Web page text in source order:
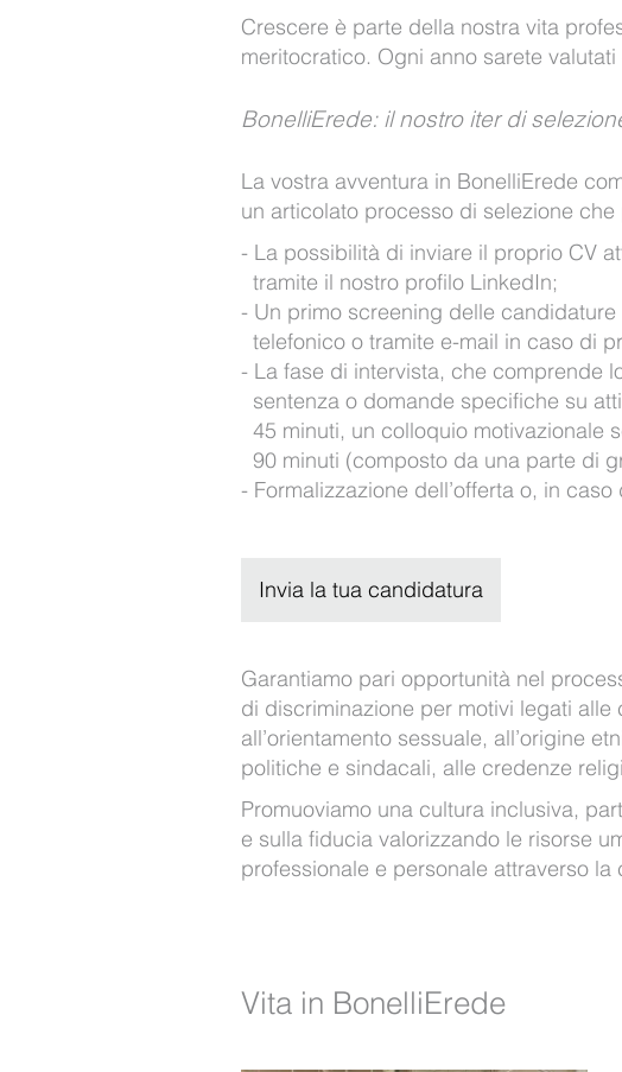
Crescere è parte della nostra vita
meritocratico. Ogni anno sarete
BonelliErede: il nostro iter di
La vostra avventura in BonelliErede
un articolato processo di selezione che
La possibilità di inviare il proprio CV
tramite il nostro profilo LinkedIn;
Un primo screening delle
telefonico o tramite e-mail in caso di
La fase di intervista, che comprende
sentenza o domande specifiche su
45 minuti, un colloquio motivazionale
90 minuti (composto da una parte di
Formalizzazione dell’offerta o, in
Invia la tua candidatura
Garantiamo pari opportunità nel
di discriminazione per motivi legati
all’orientamento sessuale, all’origine
politiche e sindacali, alle credenze
Promuoviamo una cultura inclusiva,
e sulla fiducia valorizzando le risorse
professionale e personale attraverso la
Vita in BonelliErede